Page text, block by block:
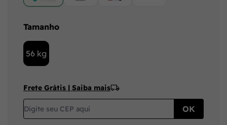
Frete Grátis | Saiba mais
Tamanho
56 kg